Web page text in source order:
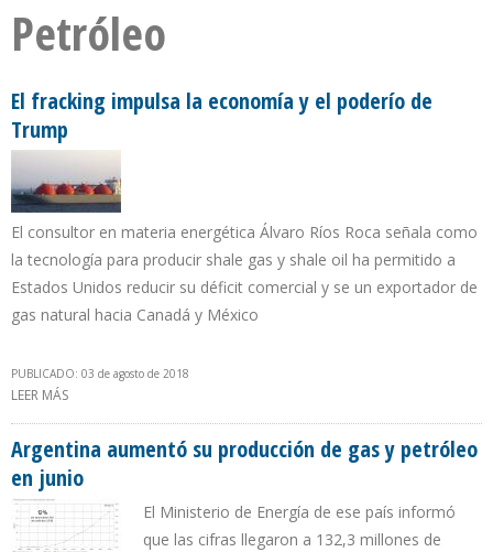
Petróleo
El fracking impulsa la economía y el poderío de
Trump
El consultor en materia energética Álvaro Ríos Roca señala como
la tecnología para producir shale gas y shale oil ha permitido a
Estados Unidos reducir su déficit comercial y se un exportador de
gas natural hacia Canadá y México
PUBLICADO: 03 de agosto de 2018
LEER MÁS
Argentina aumentó su producción de gas y petróleo
en junio
El Ministerio de Energía de ese país informó
que las cifras llegaron a 132,3 millones de